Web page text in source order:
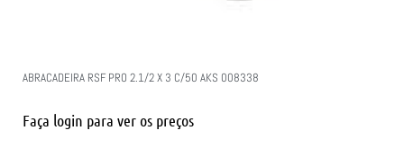
ABRACADEIRA RSF PRO 2.1/2 X 3 C/50 AKS 008338
Faça login para ver os preços